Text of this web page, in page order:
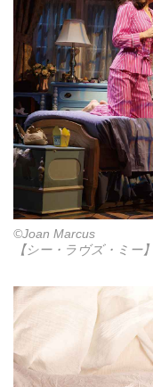
©Joan Marcus
【シー・ラヴズ・ミー】